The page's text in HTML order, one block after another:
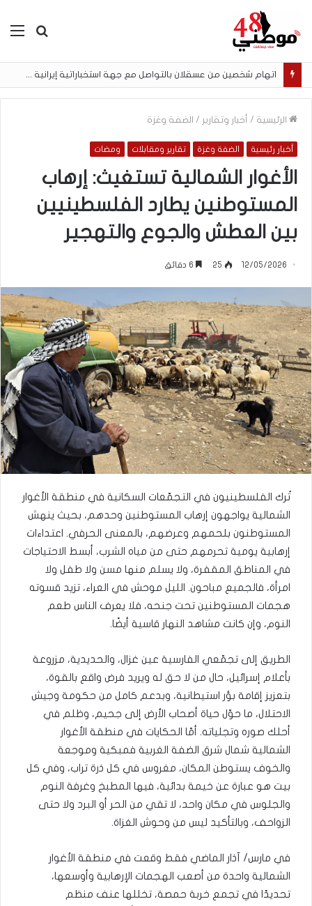
بحث
الرئيسية / أخبار وتقارير / الضفة وغزة
أخبار رئيسية الضفة وغزة تقارير ومقابلات ومضات
الأغوار الشمالية تستغيث: إرهاب
المستوطنين يطارد الفلسطينيين
بين العطش والجوع والتهجير
12/05/2026
25
تُرك الفلسطينيون في التجمّعات السكانية في منطقة الأغوار
الشمالية يواجهون إرهاب المستوطنين وحدهم، بحيث ينهش
المستوطنون بلحمهم وعرضهم، بالمعنى الحرفي. اعتداءات
إرهابية يومية تحرمهم حتى من مياه الشرب، أبسط الاحتياجات
في المناطق المقفرة، ولا يسلم منها مسن ولا طفل ولا
امرأة، فالجميع مباحون. الليل موحش في العراء، تزيد قسوته
هجمات المستوطنين تحت جنحه، فلا يعرف الناس طعم
النوم، وإن كانت مشاهد النهار قاسية أيضًا.
الطريق إلى تجمّعي الفارسية عين غزال، والحديدية، مزروعة
بأعلام إسرائيل، حال من لا حق له ويريد فرض واقع بالقوة،
بتعزيز إقامة بؤر استيطانية، وبدعم كامل من حكومة وجيش
الاحتلال، ما حوّل حياة أصحاب الأرض إلى جحيم، وظلم في
أحلك صوره وتجلياته. أمّا الحكايات في منطقة الأغوار
الشمالية شمال شرق الضفة الغربية فمبكية وموجعة
والخوف يستوطن المكان، مغروس في كل ذرة تراب، وفي كل
بيت هو عبارة عن خيمة بدائية، فيها المطبخ وغرفة النوم
والجلوس في مكان واحد، لا تقي من الحر أو البرد ولا حتى
الزواحف، وبالتأكيد ليس من وحوش الغزاة.
في مارس/ آذار الماضي فقط وقعت في منطقة الأغوار
الشمالية واحدة من أصعب الهجمات الإرهابية وأوسعها،
تحديدًا في تجمع خربة حمصة، تخللها عنف منظم